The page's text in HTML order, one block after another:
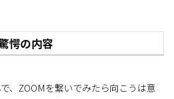
愕の内容
、ZOOMを繋いでみたら向こうは意